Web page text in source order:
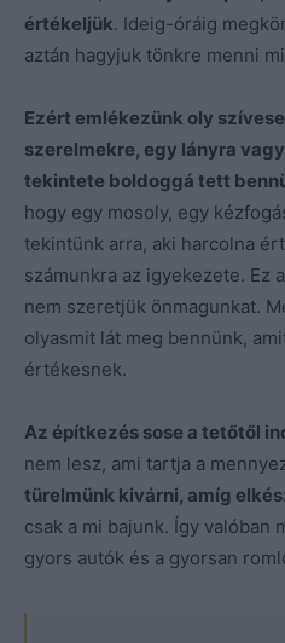
értékeljük. Ideig-óráig
aztán hagyjuk tönkre menni
Ezért emlékezünk oly
szerelmekre, egy lányra
tekintete boldoggá tett
hogy egy mosoly, egy
tekintünk arra, aki harcolna
számunkra az igyekezete. Ez
nem szeretjük önmagunkat.
olyasmit lát meg bennünk,
értékesnek.
Az építkezés sose a tetőtől
nem lesz, ami tartja a
türelmünk kivárni, amíg
csak a mi bajunk. Így valóban
gyors autók és a gyorsan